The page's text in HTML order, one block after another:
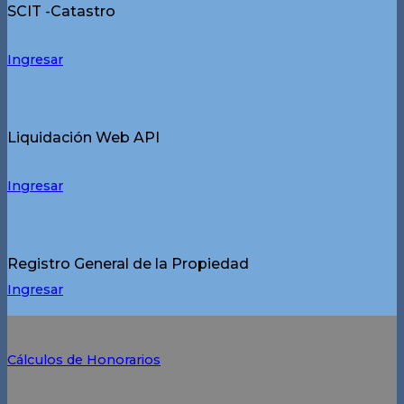
SCIT -Catastro
Ingresar
Liquidación Web API
Ingresar
Registro General de la Propiedad
Ingresar
Cálculos de Honorarios